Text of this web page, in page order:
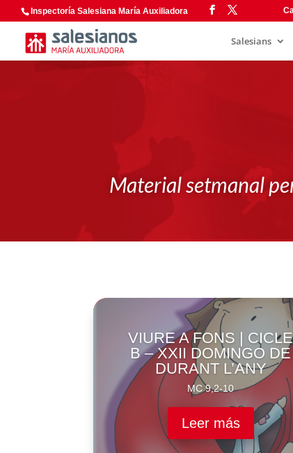
Inspectoría Salesiana María Auxiliadora
Salesians
Material setmanal
VIURE A FONS | CICLE
B – XXII DOMINGO DE
DURANT L’ANY
MC 9,2-10
Leer más